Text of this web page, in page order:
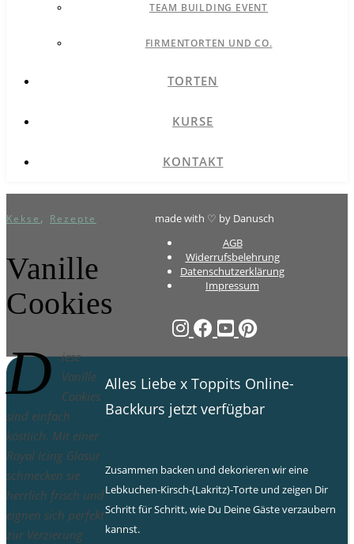
TEAM BUILDING EVENT
FIRMENTORTEN UND CO.
TORTEN
KURSE
KONTAKT
Kekse , Rezepte
Vanille
Cookies
D iese
Vanille
Cookies
sind einfach
köstlich. Mit einer
Royal Icing Glasur
schmecken sie
herrlich frisch und
eignen sich perfekt
zur Verzierung
made with ♡ by Danusch
AGB
Widerrufsbelehrung
Datenschutzerklärung
Impressum
Alles Liebe x Toppits Online-
Backkurs jetzt verfügbar
Zusammen backen und dekorieren wir eine
Lebkuchen-Kirsch-(Lakritz)-Torte und zeigen Dir
Schritt für Schritt, wie Du Deine Gäste verzaubern
kannst.